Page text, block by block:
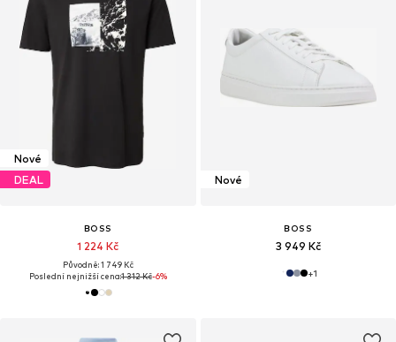
Nové
DEAL
BOSS
1 224 Kč
Původně: 1 749 Kč
Poslední nejnižší cena:1 312 Kč-6%
Nové
BOSS
3 949 Kč
+1